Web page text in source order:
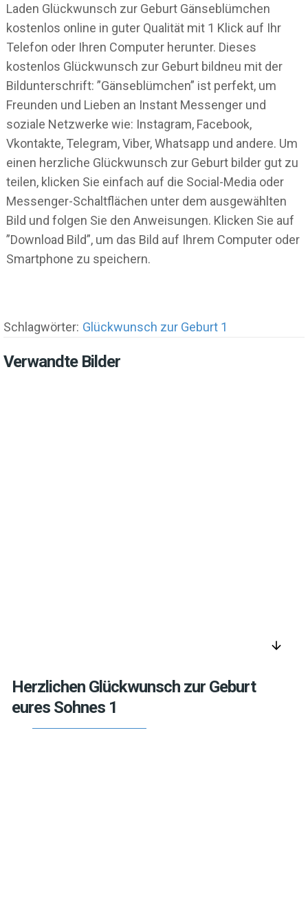
Laden Glückwunsch zur Geburt Gänseblümchen
kostenlos online in guter Qualität mit 1 Klick auf Ihr
Telefon oder Ihren Computer herunter. Dieses
kostenlos Glückwunsch zur Geburt bildneu mit der
Bildunterschrift: ”Gänseblümchen” ist perfekt, um
Freunden und Lieben an Instant Messenger und
soziale Netzwerke wie: Instagram, Facebook,
Vkontakte, Telegram, Viber, Whatsapp und andere. Um
einen herzliche Glückwunsch zur Geburt bilder gut zu
teilen, klicken Sie einfach auf die Social-Media oder
Messenger-Schaltflächen unter dem ausgewählten
Bild und folgen Sie den Anweisungen. Klicken Sie auf
”Download Bild”, um das Bild auf Ihrem Computer oder
Smartphone zu speichern.
Schlagwörter: Glückwunsch zur Geburt 1
Verwandte Bilder
arrow_downward
Herzlichen Glückwunsch zur Geburt
eures Sohnes 1